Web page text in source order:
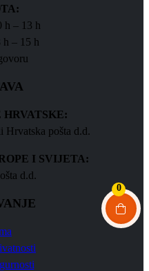
0
h – 13 h
h – 15 h
HRVATSKE:
Hrvatska pošta d.d.
I SVIJETA:
d.d.